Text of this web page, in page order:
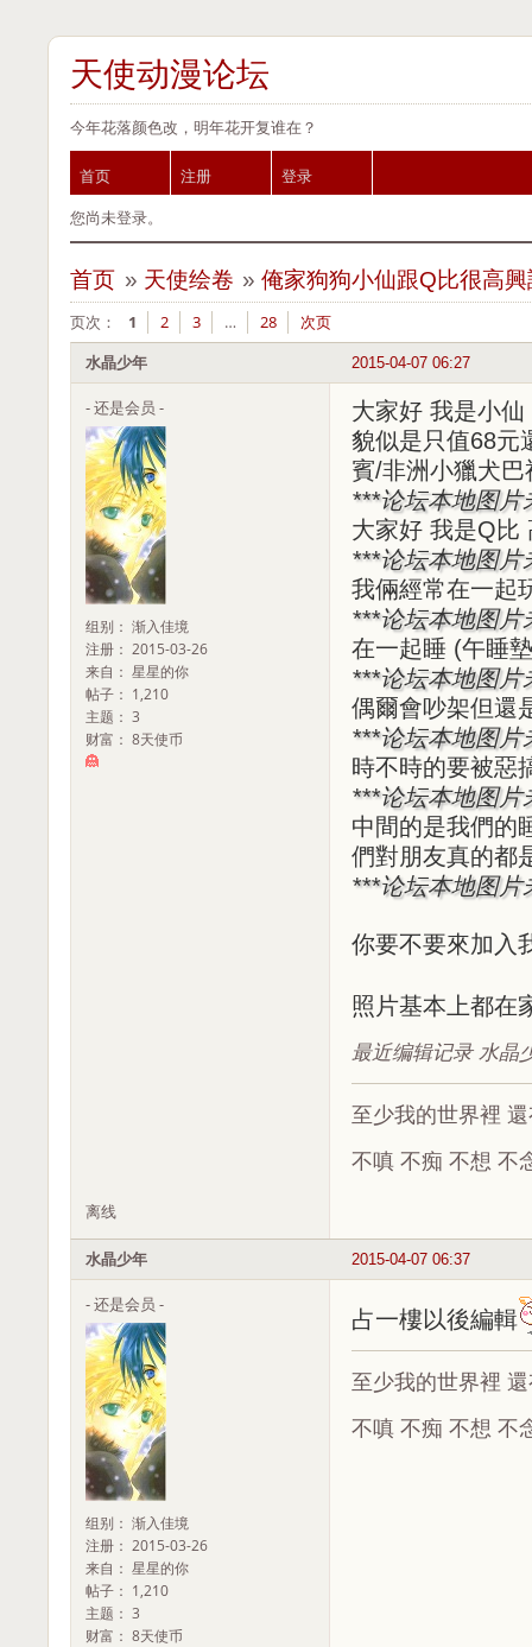
天使动漫论坛
今年花落颜色改，明年花开复谁在？
首页 注册
登录
您尚未登录。
首页 » 天使绘卷 »俺家狗狗小仙跟Q比很高
页次： 1 2 3 … 28 次页
2015-04-07 06:27
水晶少年
- 还是会员 -
组别： 渐入佳境
注册： 2015-03-26
来自： 星星的你
帖子： 1,210
主题： 3
财富： 8天使币
大家好 我是小
貌似是只值68元
賓/非洲小獵犬
***论坛本地图片
大家好 我是Q比
***论坛本地图片
我倆經常在一起
***论坛本地图片
在一起睡 (午睡
***论坛本地图片
偶爾會吵架但還
***论坛本地图片
時不時的要被惡
***论坛本地图片
中間的是我們的
們對朋友真的都
***论坛本地图片
你要不要來加入
照片基本上都在
最近编辑记录 水晶
至少我的世界裡
不嗔 不痴 不想 不
离线
2015-04-07 06:37
水晶少年
- 还是会员 -
组别： 渐入佳境
注册： 2015-03-26
来自： 星星的你
帖子： 1,210
主题： 3
财富： 8天使币
占一樓以後編輯
至少我的世界裡
不嗔 不痴 不想 不